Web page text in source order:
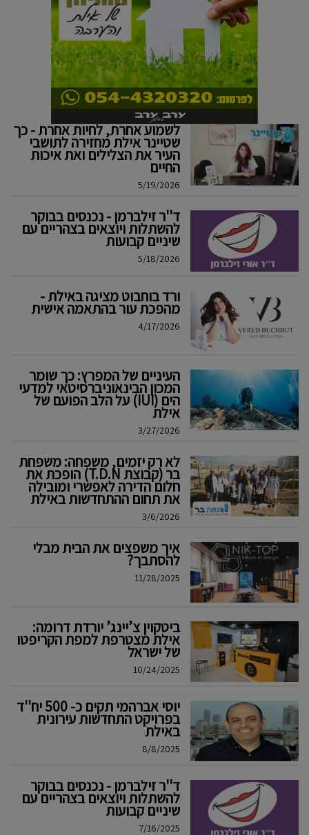
לשמוע אחרת, לחיות אחרת - כך
שטיינר אילת מחזירה לתושבי
העיר את הצלילים ואת איכות
החיים
5/19/2026
ד''ר זילברמן - נכנסים בבוקר
להשתלות ויוצאים בצהריים עם
שיניים קבועות
5/18/2026
ורד בוחבוט מציגה באילת -
מהפכת עור בהתאמה אישית
4/17/2026
העיניים של המפרץ: כך שומר
המכון הבינאוניברסיטאי למדעי
הים (IUI) על הלב הפועם של
אילת
3/27/2026
לא רק יזמים, משפחה: משפחת
בר (קבוצת T.D.N) הופכת את
חלום הדירה לאפשרי ומובילה
את תחום ההתחדשות באילת
3/6/2026
איך משפצים את הבית מבלי
להסתבך?
11/28/2025
ביטקוין צ’יינג’ יורדת דרומה:
אילת מצטרפת למפת הקריפטו
של ישראל
10/24/2025
יוסי אברהמי תקים כ- 500 יח''ד
בפרויקט התחדשות עירונית
באילת
8/8/2025
ד''ר זילברמן - נכנסים בבוקר
להשתלות ויוצאים בצהריים עם
שיניים קבועות
7/16/2025